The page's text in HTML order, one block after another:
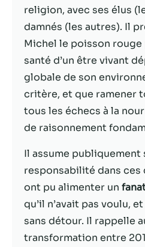
religion, avec ses élus
damnés (les autres). Il
Michel le poisson
santé d’un être vivant
globale de son
critère, et que ramener
tous les échecs à la
de raisonnement
Il assume publiquement
responsabilité dans ces
ont pu alimenter un
qu’il n’avait pas voulu,
sans détour. Il rappelle
transformation entre